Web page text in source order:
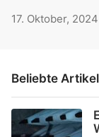
17. Oktober, 2024
Beliebte Artikel